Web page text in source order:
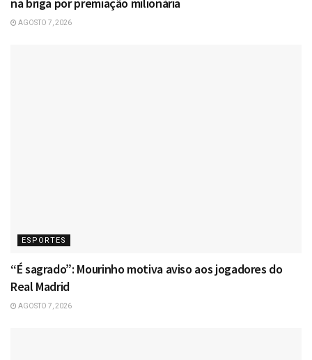
AGOSTO 7, 2026
ESPORTES
“É sagrado”: Mourinho motiva aviso aos jogadores do
Real Madrid
AGOSTO 7, 2026